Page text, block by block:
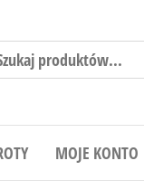
MOJE KONTO